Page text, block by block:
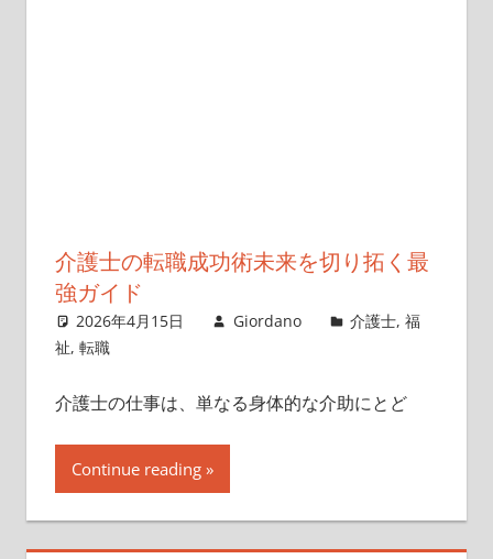
介護士の転職成功術未来を切り拓く最
強ガイド
2026年4月15日 Giordano 介護士,福
祉, 転職
介護士の仕事は、単なる身体的な介助にとど
Continue reading